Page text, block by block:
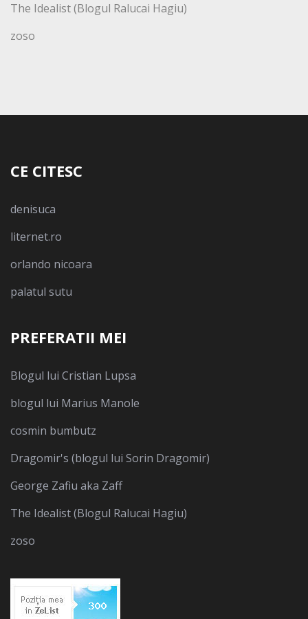
The Idealist (Blogul Ralucai Hagiu)
zoso
CE CITESC
denisuca
liternet.ro
orlando nicoara
palatul sutu
PREFERATII MEI
Blogul lui Cristian Lupsa
blogul lui Marius Manole
cosmin bumbutz
Dragomir's (blogul lui Sorin Dragomir)
George Zafiu aka Zaff
The Idealist (Blogul Ralucai Hagiu)
zoso